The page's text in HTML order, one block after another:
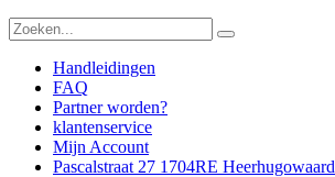
Handleidingen
FAQ
Partner worden?
klantenservice
Mijn Account
Pascalstraat 27 1704RE Heerhugowaard